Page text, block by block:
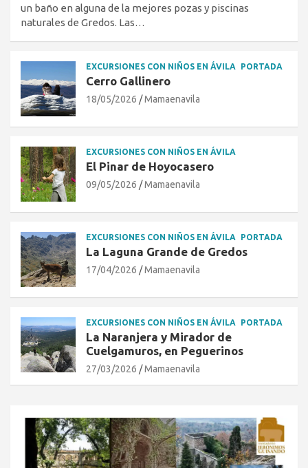
un baño en alguna de la mejores pozas y piscinas
naturales de Gredos. Las…
EXCURSIONES CON NIÑOS EN ÁVILA PORTADA
Cerro Gallinero
18/05/2026 Mamaenavila
EXCURSIONES CON NIÑOS EN ÁVILA
El Pinar de Hoyocasero
09/05/2026 Mamaenavila
EXCURSIONES CON NIÑOS EN ÁVILA PORTADA
La Laguna Grande de Gredos
17/04/2026 Mamaenavila
EXCURSIONES CON NIÑOS EN ÁVILA PORTADA
La Naranjera y Mirador de
Cuelgamuros, en Peguerinos
27/03/2026 Mamaenavila